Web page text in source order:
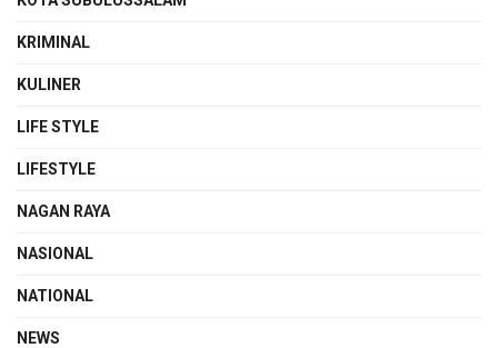
KRIMINAL
KULINER
LIFE STYLE
LIFESTYLE
NAGAN RAYA
NASIONAL
NATIONAL
NEWS